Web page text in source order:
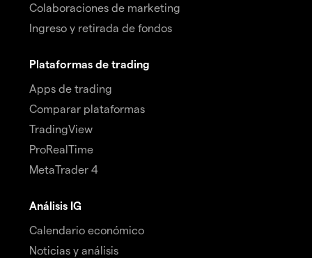
Colaboraciones de marketing
Ingreso y retirada de fondos
Plataformas de trading
Apps de trading
Comparar plataformas
TradingView
ProRealTime
MetaTrader 4
Análisis IG
Calendario económico
Noticias y análisis